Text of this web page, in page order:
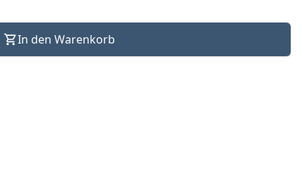
In den Warenkorb